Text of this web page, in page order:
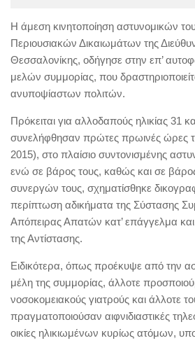
Η άμεση κινητοποίηση αστυνομικών
Περιουσιακών Δικαιωμάτων της
Θεσσαλονίκης, οδήγησε στην επ’
μελών συμμορίας, που
ανυποψίαστων πολιτών.
Πρόκειται για αλλοδαπούς ηλικίας 31
συνελήφθησαν πρώτες πρωινές ώρες
2015), στο πλαίσιο συντονισμένης
ενώ σε βάρος τους, καθώς και σε
συνεργών τους, σχηματίσθηκε
περίπτωση αδικήματα της Σύστασης
Απόπειρας Απατών κατ’ επάγγελμα και
της Αντίστασης.
Ειδικότερα, όπως προέκυψε από την
μέλη της συμμορίας, άλλοτε
νοσοκομειακούς γιατρούς και άλλοτε
πραγματοποιούσαν αιφνιδιαστικές
οικίες ηλικιωμένων κυρίως ατόμων,